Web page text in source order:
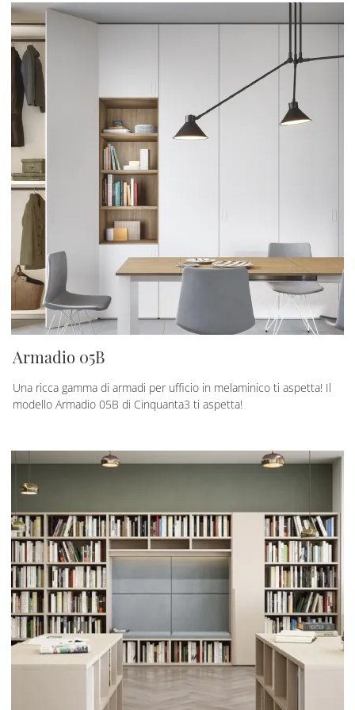
Armadio 05B
Una ricca gamma di armadi per ufficio in melaminico ti aspetta! Il
modello Armadio 05B di Cinquanta3 ti aspetta!